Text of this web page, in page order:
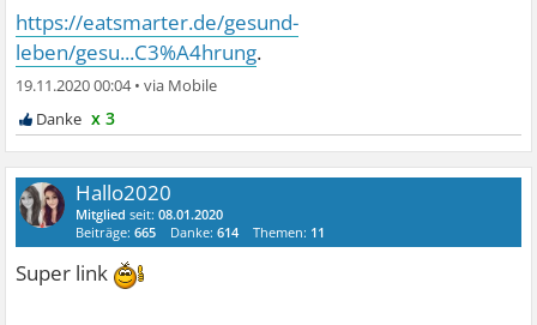
https://eatsmarter.de/gesund-
leben/gesu...C3%A4hrung.
19.11.2020 00:04•
x 3
Hallo2020
Mitglied seit:08.01.2020
Beiträge:665 Danke:614 Themen: 11
Super link